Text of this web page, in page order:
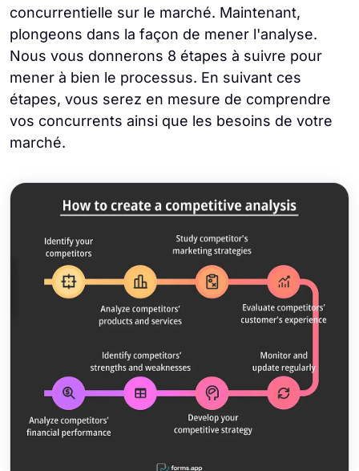
concurrentielle sur le marché. Maintenant,
plongeons dans la façon de mener l'analyse.
Nous vous donnerons 8 étapes à suivre pour
mener à bien le processus. En suivant ces
étapes, vous serez en mesure de comprendre
vos concurrents ainsi que les besoins de votre
marché.